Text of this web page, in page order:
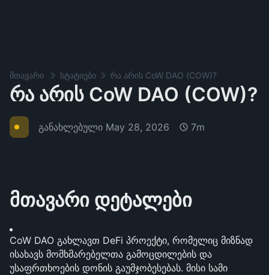
მთავარი სტატიები რა არის CoW DAO (COW)?
რა არის CoW DAO (COW)?
განახლებული May 28, 2026 7m
მთავარი დეტალები
CoW DAO გახლავთ DeFi პროექტი, რომელიც მიზნად
ისახავს მომხმარებელთა გამოცდილების და
უსაფრთხოების დონის გაუმჯობესებას. მისი სამი